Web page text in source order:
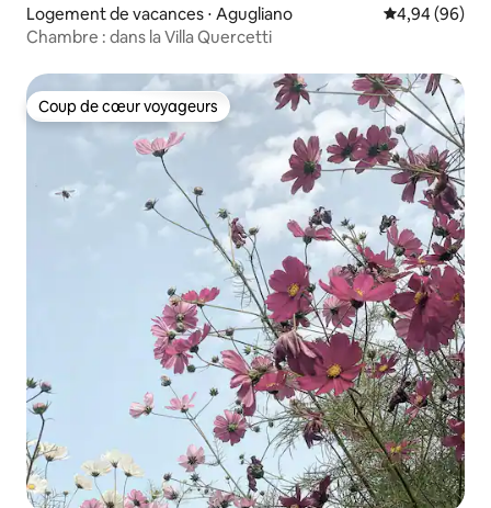
Logement de vacances ⋅ Agugliano Évaluation
4,94 (96)
Chambre : dans la Villa Quercetti
Coup de cœur voyageurs
Coup de cœur voyageurs